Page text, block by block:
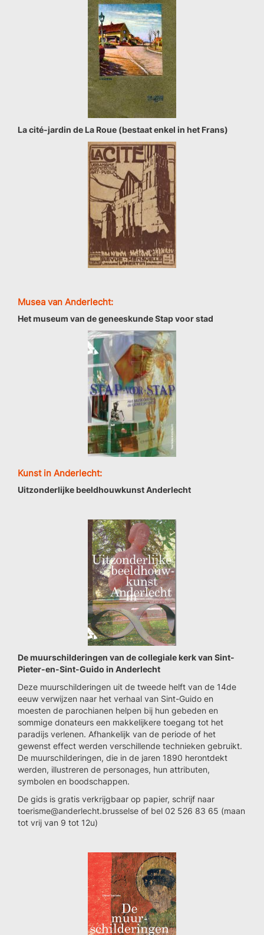
La cité-jardin de La Roue (bestaat enkel in het Frans)
Musea van Anderlecht:
Het museum van de geneeskunde Stap voor stad
Kunst in Anderlecht:
Uitzonderlijke beeldhouwkunst Anderlecht
De muurschilderingen van de collegiale kerk van Sint-
Pieter-en-Sint-Guido in Anderlecht
Deze muurschilderingen uit de tweede helft van de 14de
eeuw verwijzen naar het verhaal van Sint-Guido en
moesten de parochianen helpen bij hun gebeden en
sommige donateurs een makkelijkere toegang tot het
paradijs verlenen. Afhankelijk van de periode of het
gewenst effect werden verschillende technieken gebruikt.
De muurschilderingen, die in de jaren 1890 herontdekt
werden, illustreren de personages, hun attributen,
symbolen en boodschappen.
De gids is gratis verkrijgbaar op papier, schrijf naar
toerisme@anderlecht.brusselse of bel 02 526 83 65 (maan
tot vrij van 9 tot 12u)